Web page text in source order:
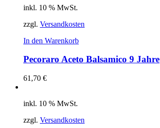
inkl. 10 % MwSt.
zzgl. Versandkosten
In den Warenkorb
Pecoraro Aceto Balsamico 9 Jahre
61,70 €
inkl. 10 % MwSt.
zzgl. Versandkosten